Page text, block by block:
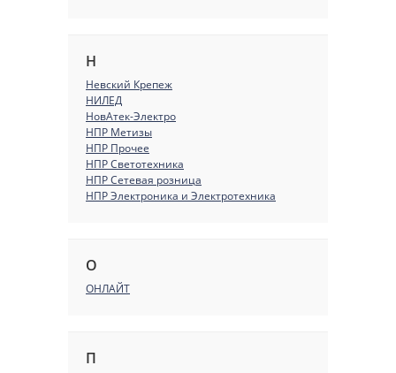
Н
Невский Крепеж
НИЛЕД
НовАтек-Электро
НПР Метизы
НПР Прочее
НПР Светотехника
НПР Сетевая розница
НПР Электроника и Электротехника
О
ОНЛАЙТ
П